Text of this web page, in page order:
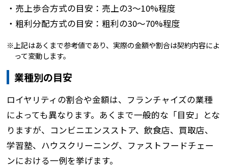
・売上歩合方式の目安：売上の3～10%程度
・粗利分配方式の目安：粗利の30～70%程度
上記はあくまで参考値であり、実際の金額や割合は契約内容によ
って変動します。
業種別の目安
ロイヤリティの割合や金額は、フランチャイズの業種
によっても異なります。あくまで一般的な「目安」とな
りますが、コンビニエンスストア、飲食店、買取店、
学習塾、ハウスクリーニング、ファストフードチェー
ンにおける一例を挙げます。